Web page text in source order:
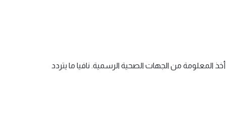
من الجهات الصحية الرسمية. نافيا ما يتردد